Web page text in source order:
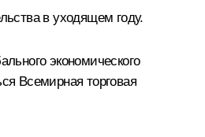
в уходящем году.
экономического
Всемирная торговая